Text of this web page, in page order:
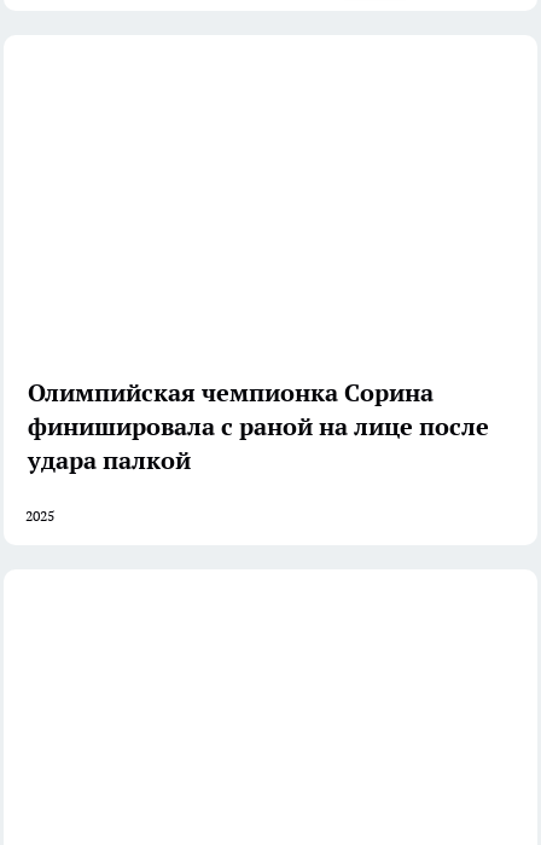
Олимпийская чемпионка Сорина
финишировала с раной на лице после
удара палкой
2025